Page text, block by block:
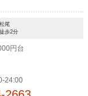
尾
歩2分
円台
24:00